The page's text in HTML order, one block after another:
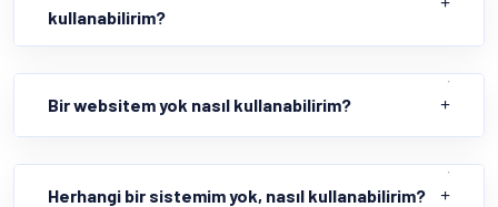
kullanabilirim?
Bir websitem yok nasıl kullanabilirim?
Herhangi bir sistemim yok, nasıl kullanabilirim?